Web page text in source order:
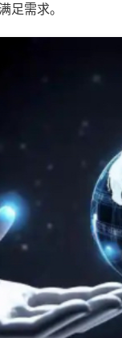
足需求。